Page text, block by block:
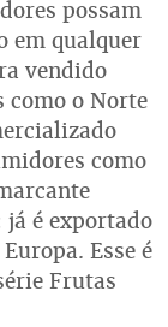
possam
em qualquer
vendido
como o Norte
como
é exportado
Esse é
Frutas